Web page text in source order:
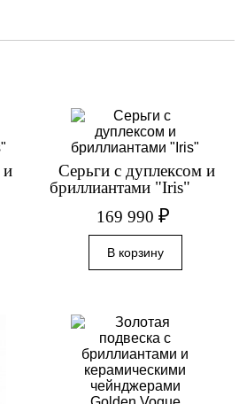
и
Серьги с дуплексом и
бриллиантами "Iris"
169 990 ₽